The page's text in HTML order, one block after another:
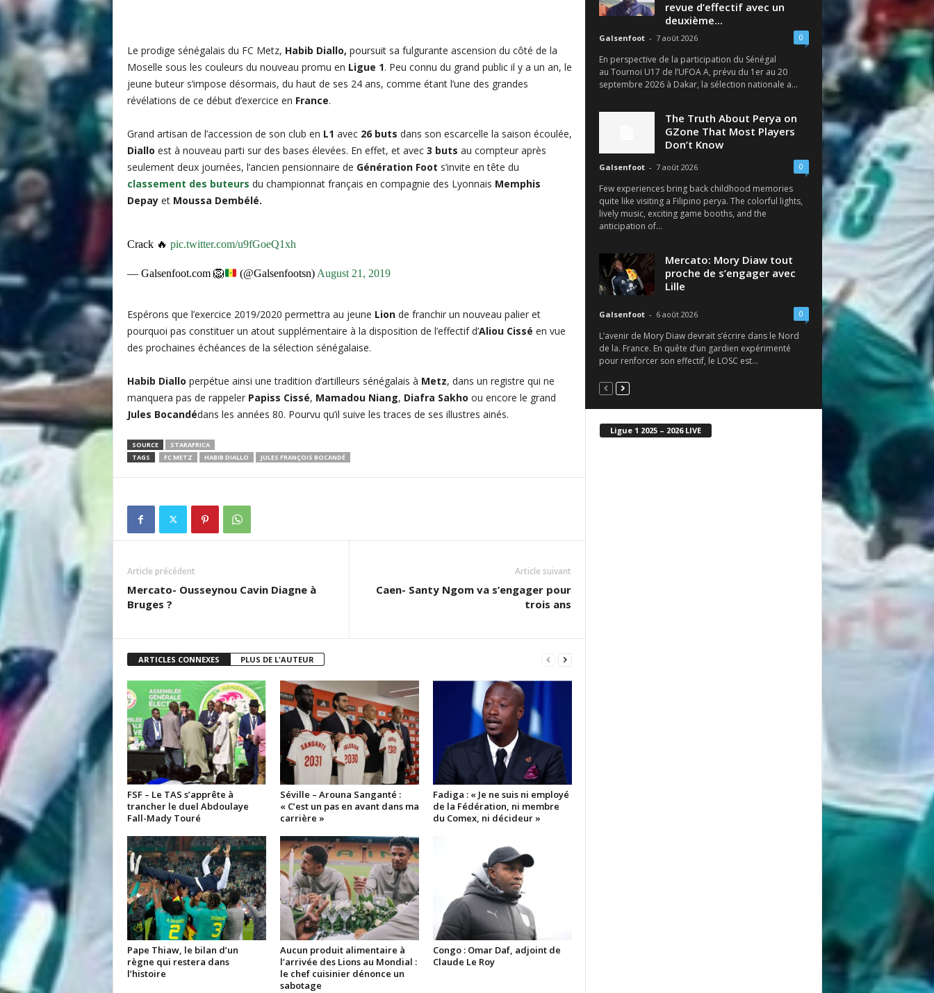
i
Le prodige sénégalais du FC Metz, Habib Diallo, poursuit sa fulgurante ascension du côté de la
Moselle sous les couleurs du nouveau promu en Ligue 1. Peu connu du grand public il y a un an, le
jeune buteur s’impose désormais, du haut de ses 24 ans, comme étant l’une des grandes
révélations de ce début d’exercice en France.
Grand artisan de l’accession de son club en L1 avec 26 buts dans son escarcelle la saison écoulée,
Diallo est à nouveau parti sur des bases élevées. En effet, et avec 3 buts au compteur après
seulement deux journées, l’ancien pensionnaire de Génération Foot s’invite en tête du
classement des buteurs du championnat français en compagnie des Lyonnais Memphis
Depayet Moussa Dembélé.
Crack 🔥 pic.twitter.com/u9fGoeQ1xh
— Galsenfoot.com 🦁 (@Galsenfootsn)August 21, 2019
Espérons que l’exercice 2019/2020 permettra au jeune Lionde franchir un nouveau palier et
pourquoi pas constituer un atout supplémentaire à la disposition de l’effectif d’Aliou Cissé en vue
des prochaines échéances de la sélection sénégalaise.
Habib Diallo perpétue ainsi une tradition d’artilleurs sénégalais à Metz, dans un registre qui ne
manquera pas de rappeler Papiss Cissé, Mamadou Niang, Diafra Sakho ou encore le grand
Jules Bocandédans les années 80. Pourvu qu’il suive les traces de ses illustres ainés.
SOURCE
STARAFRICA
TAGS
FC METZ HABIB DIALLO JULES FRANÇOIS BOCANDÉ
Article précédent
Mercato- Ousseynou Cavin Diagne à
Bruges ?
Article suivant
Caen- Santy Ngom va s’engager pour
trois ans
ARTICLES CONNEXES PLUS DE L'AUTEUR
FSF – Le TAS s’apprête à
trancher le duel Abdoulaye
Fall-Mady Touré
Séville – Arouna Sanganté :
« C’est un pas en avant dans ma
carrière »
Fadiga : « Je ne suis ni employé
de la Fédération, ni membre
du Comex, ni décideur »
Pape Thiaw, le bilan d’un
règne qui restera dans
l’histoire
Aucun produit alimentaire à
l’arrivée des Lions au Mondial :
le chef cuisinier dénonce un
sabotage
Congo : Omar Daf, adjoint de
Claude Le Roy
revue d’effectif avec un
deuxième...
Galsenfoot - 7 août 2026 0
En perspective de la participation du Sénégal
au Tournoi U17 de l’UFOA A, prévu du 1er au 20
septembre 2026 à Dakar, la sélection nationale a...
The Truth About Perya on
GZone That Most Players
Don’t Know
Galsenfoot - 7 août 2026 0
Few experiences bring back childhood memories
quite like visiting a Filipino perya. The colorful lights,
lively music, exciting game booths, and the
anticipation of...
Mercato: Mory Diaw tout
proche de s’engager avec
Lille
Galsenfoot - 6 août 2026 0
L’avenir de Mory Diaw devrait s’écrire dans le Nord
de la. France. En quête d’un gardien expérimenté
pour renforcer son effectif, le LOSC est...
Ligue 1 2025 – 2026 LIVE